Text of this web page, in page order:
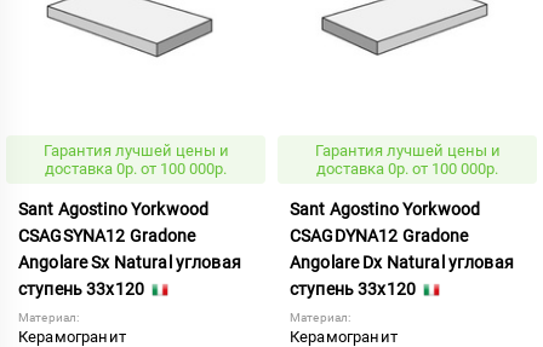
Гарантия лучшей цены и
доставка 0р. от 100 000р.
Sant Agostino Yorkwood
CSAGSYNA12 Gradone
Angolare Sx Natural угловая
ступень 33x120
Материал:
Керамогранит
Гарантия лучшей цены и
доставка 0р. от 100 000р.
Sant Agostino Yorkwood
CSAGDYNA12 Gradone
Angolare Dx Natural угловая
ступень 33x120
Материал:
Керамогранит